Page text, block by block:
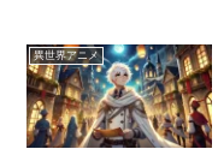
異世界アニメ